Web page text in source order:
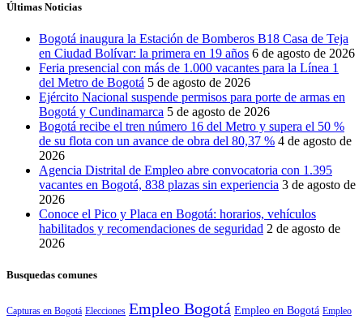
Últimas Noticias
Bogotá inaugura la Estación de Bomberos B18 Casa de Teja
en Ciudad Bolívar: la primera en 19 años 6 de agosto de 2026
Feria presencial con más de 1.000 vacantes para la Línea 1
del Metro de Bogotá 5 de agosto de 2026
Ejército Nacional suspende permisos para porte de armas en
Bogotá y Cundinamarca 5 de agosto de 2026
Bogotá recibe el tren número 16 del Metro y supera el 50 %
de su flota con un avance de obra del 80,37 % 4 de agosto de
2026
Agencia Distrital de Empleo abre convocatoria con 1.395
vacantes en Bogotá, 838 plazas sin experiencia 3 de agosto de
2026
Conoce el Pico y Placa en Bogotá: horarios, vehículos
habilitados y recomendaciones de seguridad 2 de agosto de
2026
Busquedas comunes
Capturas en Bogotá Elecciones Empleo Bogotá Empleo en Bogotá Empleo